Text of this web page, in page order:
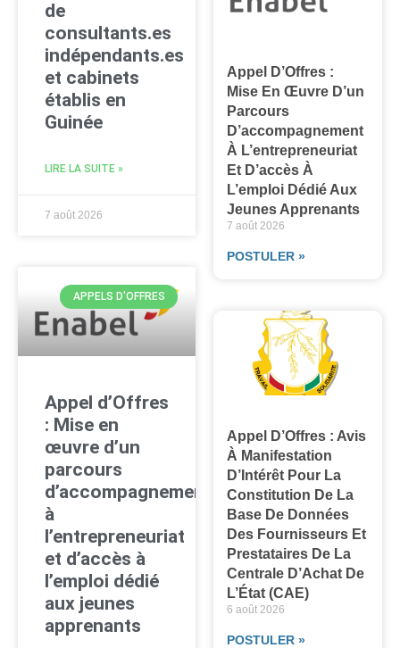
de
consultants.es
indépendants.es
et cabinets
établis en
Guinée
LIRE LA SUITE »
7 août 2026
APPELS D'OFFRES
Appel d’Offres
: Mise en
œuvre d’un
parcours
d’accompagnement
à
l’entrepreneuriat
et d’accès à
l’emploi dédié
aux jeunes
apprenants
Appel D’Offres :
Mise En Œuvre D’un
Parcours
D’accompagnement
À L’entrepreneuriat
Et D’accès À
L’emploi Dédié Aux
Jeunes Apprenants
7 août 2026
POSTULER »
Appel D’Offres : Avis
À Manifestation
D’Intérêt Pour La
Constitution De La
Base De Données
Des Fournisseurs Et
Prestataires De La
Centrale D’Achat De
L’État (CAE)
6 août 2026
POSTULER »